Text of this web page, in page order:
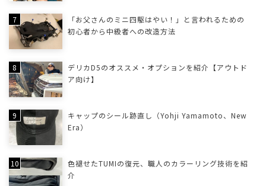
「お父さんのミニ四駆はやい！」と言われるための
初心者から中級者への改造方法
デリカD5のオススメ・オプションを紹介【アウトド
ア向け】
キャップのシール跡直し（Yohji Yamamoto、New
Era）
色褪せたTUMIの復元、職人のカラーリング技術を紹
介